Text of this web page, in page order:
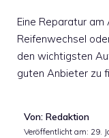
Eine Reparatur am
Reifenwechsel
den wichtigsten
guten Anbieter zu
Von: Redaktion
Veröffentlicht am: 29.